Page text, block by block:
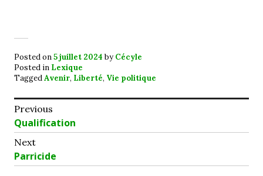
Posted on5 juillet 2024 byCécyle
Posted in Lexique
TaggedAvenir, Liberté, Vie politique
Navigation
de
l’article
Previous
Previous
post:
Qualification
Next
Next
post:
Parricide